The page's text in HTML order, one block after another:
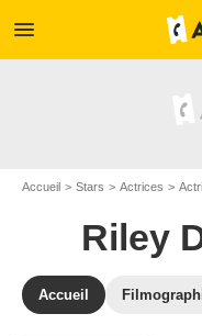
menu
Accueil Stars Actrices
Riley
Accueil